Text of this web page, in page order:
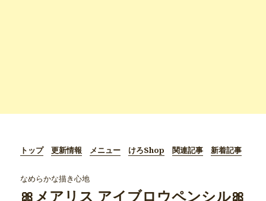
トップ 更新情報 メニュー けろShop 関連記事 新着記事
なめらかな描き心地
🎀メアリス アイブロウペンシル🎀